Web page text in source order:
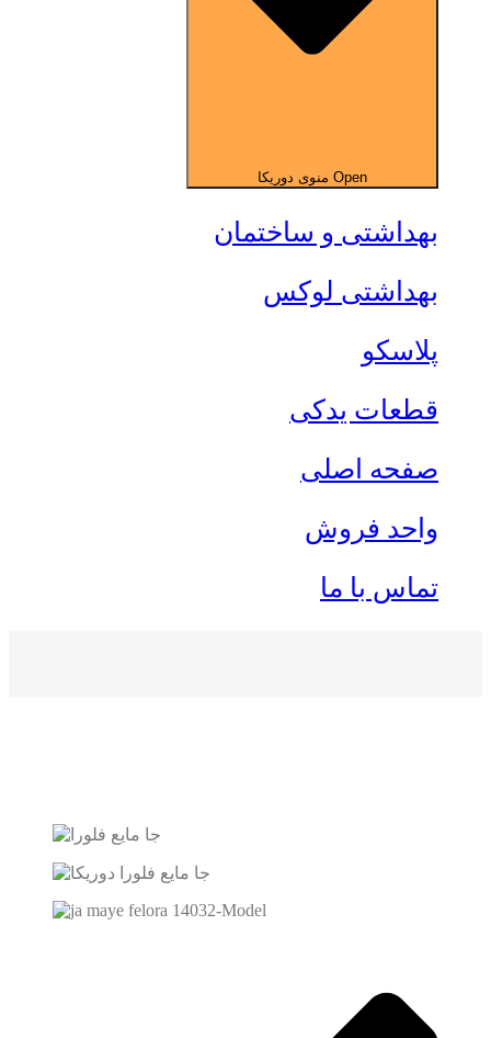
Open منوی دوریکا
بهداشتی و ساختمان
بهداشتی لوکس
پلاسکو
قطعات یدکی
صفحه اصلی
واحد فروش
تماس با ما